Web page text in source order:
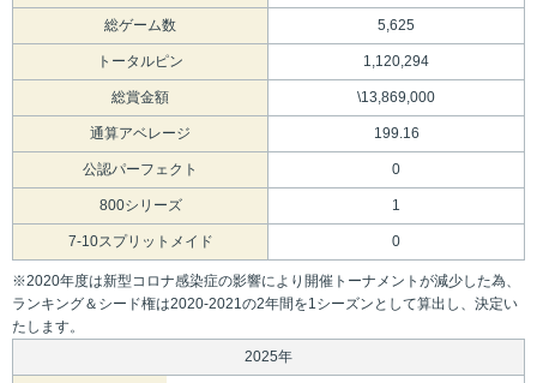
総ゲーム数 5,625
トータルピン 1,120,294
総賞金額 \13,869,000
通算アベレージ 199.16
公認パーフェクト 0
800シリーズ 1
7-10スプリットメイド 0
※2020年度は新型コロナ感染症の影響により開催トーナメントが減少した為、
ランキング＆シード権は2020-2021の2年間を1シーズンとして算出し、決定い
たします。
2025年